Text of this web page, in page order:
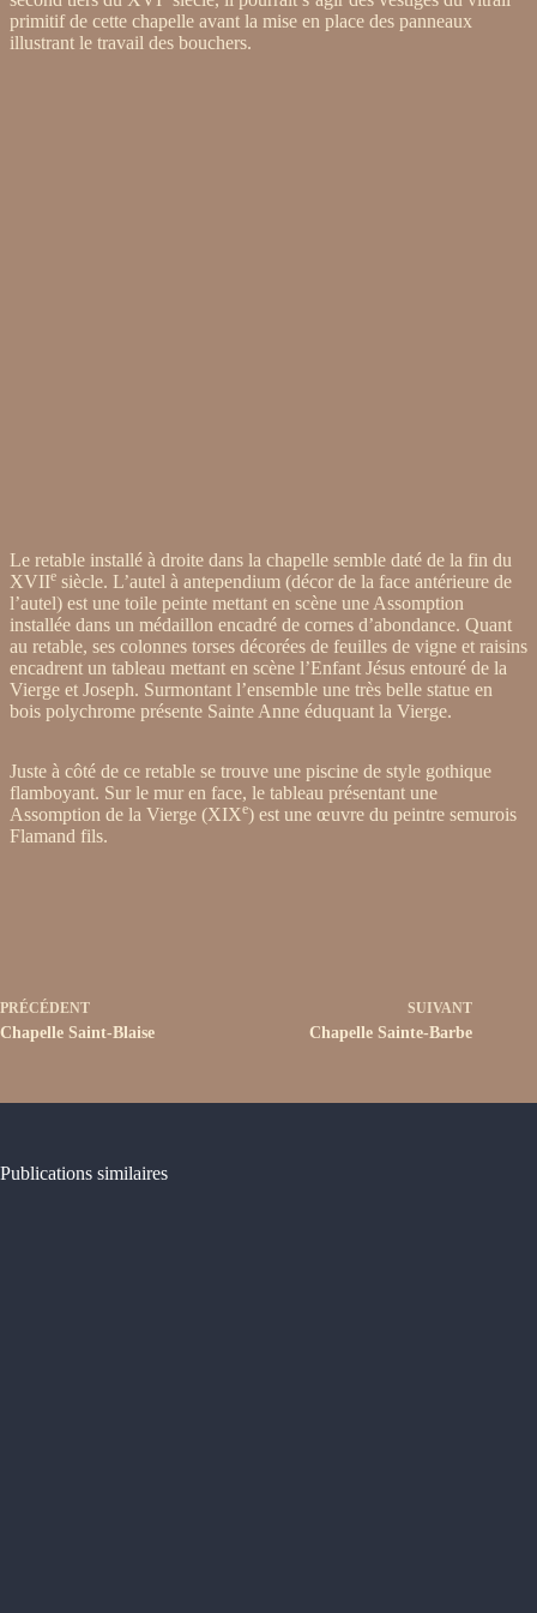
primitif de cette chapelle avant la mise en place des panneaux
illustrant le travail des bouchers.
Le retable installé à droite dans la chapelle semble daté de la fin du
XVIIe siècle. L’autel à antependium (décor de la face antérieure de
l’autel) est une toile peinte mettant en scène une Assomption
installée dans un médaillon encadré de cornes d’abondance. Quant
au retable, ses colonnes torses décorées de feuilles de vigne et raisins
encadrent un tableau mettant en scène l’Enfant Jésus entouré de la
Vierge et Joseph. Surmontant l’ensemble une très belle statue en
bois polychrome présente Sainte Anne éduquant la Vierge.
Juste à côté de ce retable se trouve une piscine de style gothique
flamboyant. Sur le mur en face, le tableau présentant une
Assomption de la Vierge (XIXe) est une œuvre du peintre semurois
Flamand fils.
PRÉCÉDENT
Chapelle Saint-Blaise
SUIVANT
Chapelle Sainte-Barbe
Publications similaires